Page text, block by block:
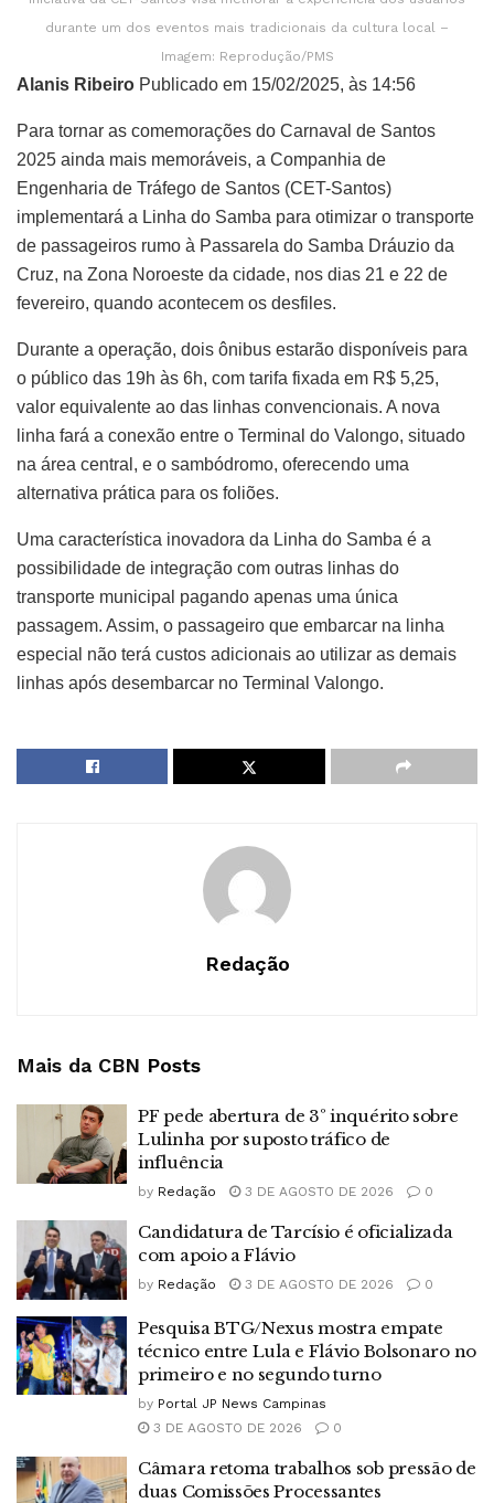
durante um dos eventos mais tradicionais da cultura local –
Imagem: Reprodução/PMS
Alanis Ribeiro Publicado em 15/02/2025, às 14:56
Para tornar as comemorações do Carnaval de Santos
2025 ainda mais memoráveis, a Companhia de
Engenharia de Tráfego de Santos (CET-Santos)
implementará a Linha do Samba para otimizar o transporte
de passageiros rumo à Passarela do Samba Dráuzio da
Cruz, na Zona Noroeste da cidade, nos dias 21 e 22 de
fevereiro, quando acontecem os desfiles.
Durante a operação, dois ônibus estarão disponíveis para
o público das 19h às 6h, com tarifa fixada em R$ 5,25,
valor equivalente ao das linhas convencionais. A nova
linha fará a conexão entre o Terminal do Valongo, situado
na área central, e o sambódromo, oferecendo uma
alternativa prática para os foliões.
Uma característica inovadora da Linha do Samba é a
possibilidade de integração com outras linhas do
transporte municipal pagando apenas uma única
passagem. Assim, o passageiro que embarcar na linha
especial não terá custos adicionais ao utilizar as demais
linhas após desembarcar no Terminal Valongo.
Redação
Mais da CBN Posts
PF pede abertura de 3º inquérito sobre
Lulinha por suposto tráfico de
influência
by Redação 3 DE AGOSTO DE 2026 0
Candidatura de Tarcísio é oficializada
com apoio a Flávio
by Redação 3 DE AGOSTO DE 2026 0
Pesquisa BTG/Nexus mostra empate
técnico entre Lula e Flávio Bolsonaro no
primeiro e no segundo turno
by Portal JP News Campinas
3 DE AGOSTO DE 2026
0
Câmara retoma trabalhos sob pressão de
duas Comissões Processantes